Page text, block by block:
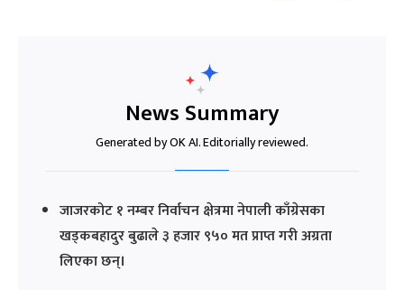
News Summary
Generated by OK AI. Editorially reviewed.
जाजरकोट १ नम्बर निर्वाचन क्षेत्रमा नेपाली काँग्रेसका
खड्कबहादुर बुढाले ३ हजार ९५० मत प्राप्त गरी अग्रता
लिएका छन्।